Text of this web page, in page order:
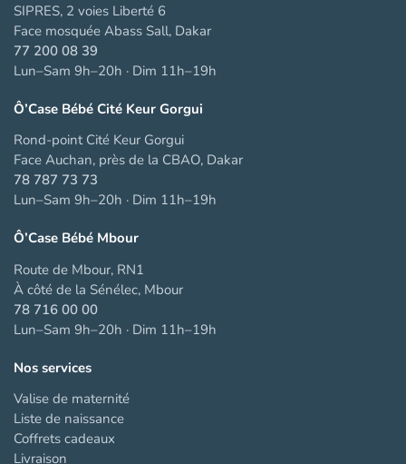
SIPRES, 2 voies Liberté 6
Face mosquée Abass Sall, Dakar
77 200 08 39
Lun–Sam 9h–20h · Dim 11h–19h
Ô’Case Bébé Cité Keur Gorgui
Rond-point Cité Keur Gorgui
Face Auchan, près de la CBAO, Dakar
78 787 73 73
Lun–Sam 9h–20h · Dim 11h–19h
Ô’Case Bébé Mbour
Route de Mbour, RN1
À côté de la Sénélec, Mbour
78 716 00 00
Lun–Sam 9h–20h · Dim 11h–19h
Nos services
Valise de maternité
Liste de naissance
Coffrets cadeaux
Livraison